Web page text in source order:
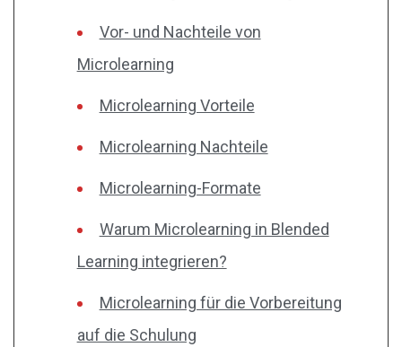
Vor- und Nachteile von
Microlearning
Microlearning Vorteile
Microlearning Nachteile
Microlearning-Formate
Warum Microlearning in Blended
Learning integrieren?
Microlearning für die Vorbereitung
auf die Schulung